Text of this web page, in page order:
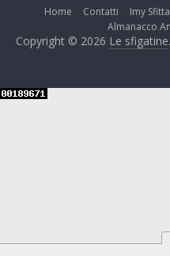
Home Contatti Imy
Almanacco
Copyright © 2026 Le sfigatine